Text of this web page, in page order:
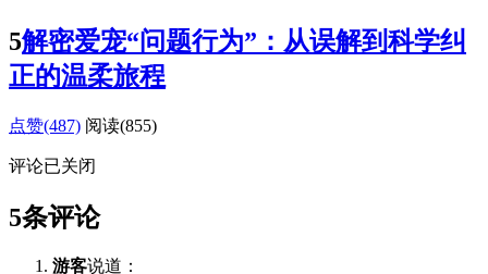
5解密爱宠“问题行为”：从误解到科学纠
正的温柔旅程
点赞(487) 阅读(855)
评论已关闭
5条评论
游客说道：